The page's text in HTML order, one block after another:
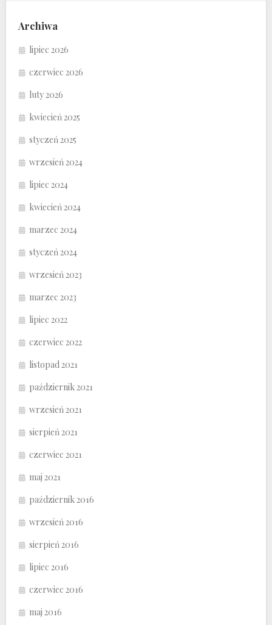
Archiwa
lipiec 2026
czerwiec 2026
luty 2026
kwiecień 2025
styczeń 2025
wrzesień 2024
lipiec 2024
kwiecień 2024
marzec 2024
styczeń 2024
wrzesień 2023
marzec 2023
lipiec 2022
czerwiec 2022
listopad 2021
październik 2021
wrzesień 2021
sierpień 2021
czerwiec 2021
maj 2021
październik 2016
wrzesień 2016
sierpień 2016
lipiec 2016
czerwiec 2016
maj 2016